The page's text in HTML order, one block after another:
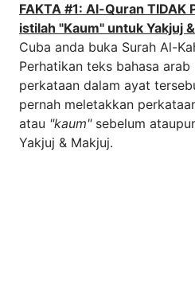
FAKTA #1: Al-Quran TIDAK
istilah "Kaum" untuk Yakjuj
Cuba anda buka Surah Al-
Perhatikan teks bahasa
perkataan dalam ayat
pernah meletakkan
atau "kaum"sebelum
Yakjuj & Makjuj.